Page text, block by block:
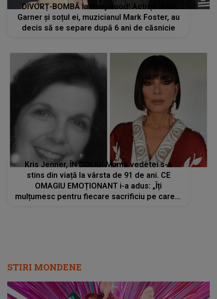
DIVORȚ-BOMBĂ la Hollywood! Actrița Julia
Garner și soțul ei, muzicianul Mark Foster, au
decis să se separe după 6 ani de căsnicie
Kris Jenner, ÎN DOLIU! Mama vedetei s-a
stins din viață la vârsta de 91 de ani. CE
OMAGIU EMOȚIONANT i-a adus: „Îți
mulțumesc pentru fiecare sacrificiu pe care l-
STIRI MONDENE